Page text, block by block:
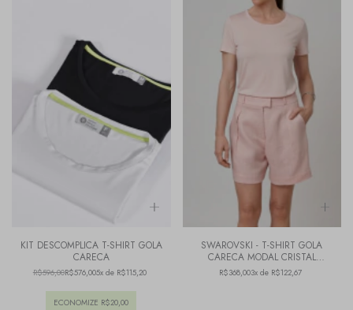
KIT DESCOMPLICA T-SHIRT GOLA
CARECA
R$596,00R$576,005x de R$115,20
ECONOMIZE R$20,00
SWAROVSKI - T-SHIRT GOLA
CARECA MODAL CRISTAL
DELICATE PINK
R$368,003x de R$122,67